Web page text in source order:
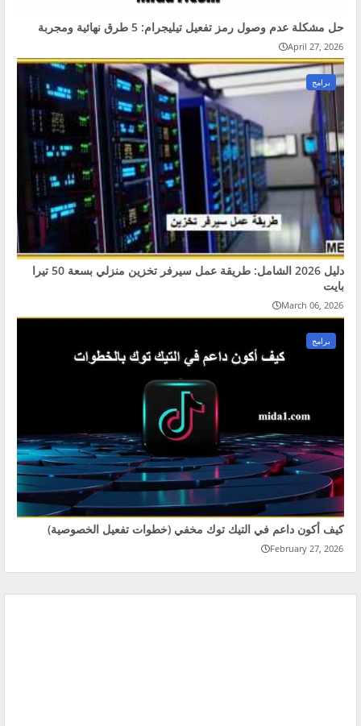
حل مشكلة عدم وصول رمز تفعيل تيليجرام: 5 طرق نهائية ومجربة
April 27, 2026
برامج
دليل 2026 الشامل: طريقة عمل سيرفر تخزين منزلي بسعة 50 تيرا
بايت
March 06, 2026
برامج
كيف أكون داعم في التيك توك مخفي (خطوات تفعيل الخصوصية)
February 27, 2026